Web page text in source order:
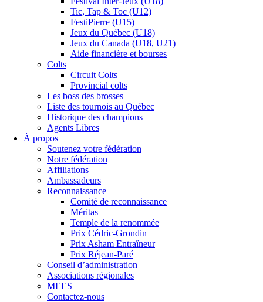
Tic, Tap & Toc (U12)
FestiPierre (U15)
Jeux du Québec (U18)
Jeux du Canada (U18, U21)
Aide financière et bourses
Colts
Circuit Colts
Provincial colts
Les boss des brosses
Liste des tournois au Québec
Historique des champions
Agents Libres
À propos
Soutenez votre fédération
Notre fédération
Affiliations
Ambassadeurs
Reconnaissance
Comité de reconnaissance
Méritas
Temple de la renommée
Prix Cédric-Grondin
Prix Asham Entraîneur
Prix Réjean-Paré
Conseil d’administration
Associations régionales
MEES
Contactez-nous